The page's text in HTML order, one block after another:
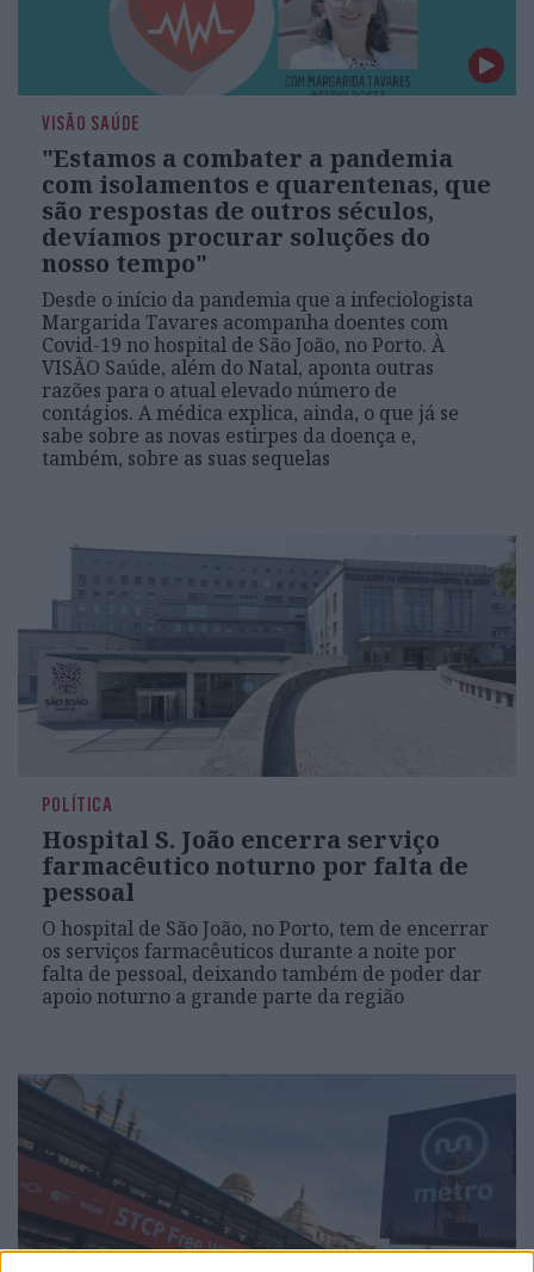
VISÃO SAÚDE
"Estamos a combater a pandemia
com isolamentos e quarentenas, que
são respostas de outros séculos,
devíamos procurar soluções do
nosso tempo"
Desde o início da pandemia que a infeciologista
Margarida Tavares acompanha doentes com
Covid-19 no hospital de São João, no Porto. À
VISÃO Saúde, além do Natal, aponta outras
razões para o atual elevado número de
contágios. A médica explica, ainda, o que já se
sabe sobre as novas estirpes da doença e,
também, sobre as suas sequelas
POLÍTICA
Hospital S. João encerra serviço
farmacêutico noturno por falta de
pessoal
O hospital de São João, no Porto, tem de encerrar
os serviços farmacêuticos durante a noite por
falta de pessoal, deixando também de poder dar
apoio noturno a grande parte da região